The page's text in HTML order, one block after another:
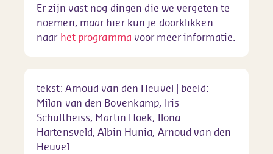
Er zijn vast nog dingen die we vergeten te
noemen, maar hier kun je doorklikken
naar het programma voor meer informatie.
tekst: Arnoud van den Heuvel | beeld:
Milan van den Bovenkamp, Iris
Schultheiss, Martin Hoek, Ilona
Hartensveld, Albin Hunia, Arnoud van den
Heuvel